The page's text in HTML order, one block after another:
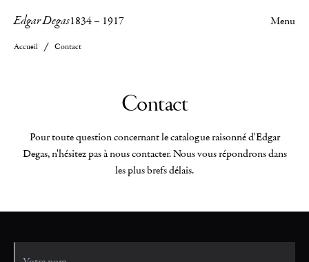
Edgar Degas1834– 1917 Menu
Accueil Contact
Contact
Pour toute question concernant le catalogue raisonné d'Edgar
Degas, n'hésitez pas à nous contacter. Nous vous répondrons dans
les plus brefs délais.